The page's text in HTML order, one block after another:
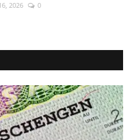
2026 0